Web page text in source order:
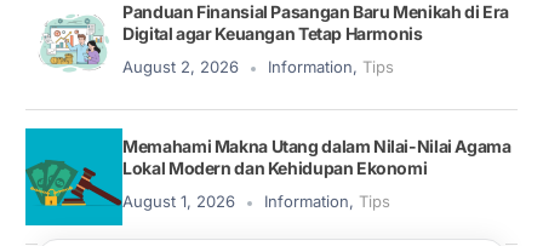
Panduan Finansial Pasangan Baru Menikah di Era
Digital agar Keuangan Tetap Harmonis
August 2, 2026 Information, Tips
Memahami Makna Utang dalam Nilai-Nilai Agama
Lokal Modern dan Kehidupan Ekonomi
August 1, 2026 Information, Tips